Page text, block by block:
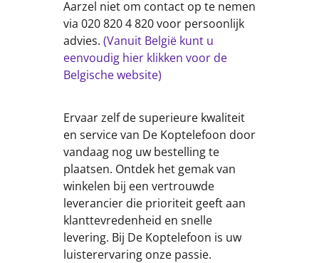
Aarzel niet om contact op te nemen
via 020 820 4 820 voor persoonlijk
advies. (Vanuit België kunt u
eenvoudig hier klikken voor de
Belgische website)
Ervaar zelf de superieure kwaliteit
en service van De Koptelefoon door
vandaag nog uw bestelling te
plaatsen. Ontdek het gemak van
winkelen bij een vertrouwde
leverancier die prioriteit geeft aan
klanttevredenheid en snelle
levering. Bij De Koptelefoon is uw
luisterervaring onze passie.